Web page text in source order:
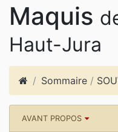
Maquis
Haut-Jura
Sommaire /
AVANT PROPOS